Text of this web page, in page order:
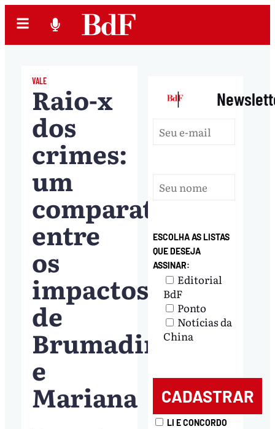
VALE
Raio-x
dos
crimes:
um
comparativo
entre
os
impactos
de
Brumadinho
e
Mariana
|
ESCOLHA AS LISTAS
QUE DESEJA
ASSINAR:
Editorial
BdF
Ponto
Notícias da
China
LI E CONCORDO